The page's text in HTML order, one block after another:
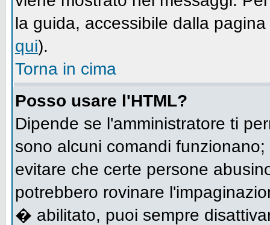
la guida, accessibile dalla
qui).
Torna in cima
Posso usare l'HTML?
Dipende se l'amministratore ti
sono alcuni comandi
evitare che certe persone
potrebbero rovinare
� abilitato, puoi sempre